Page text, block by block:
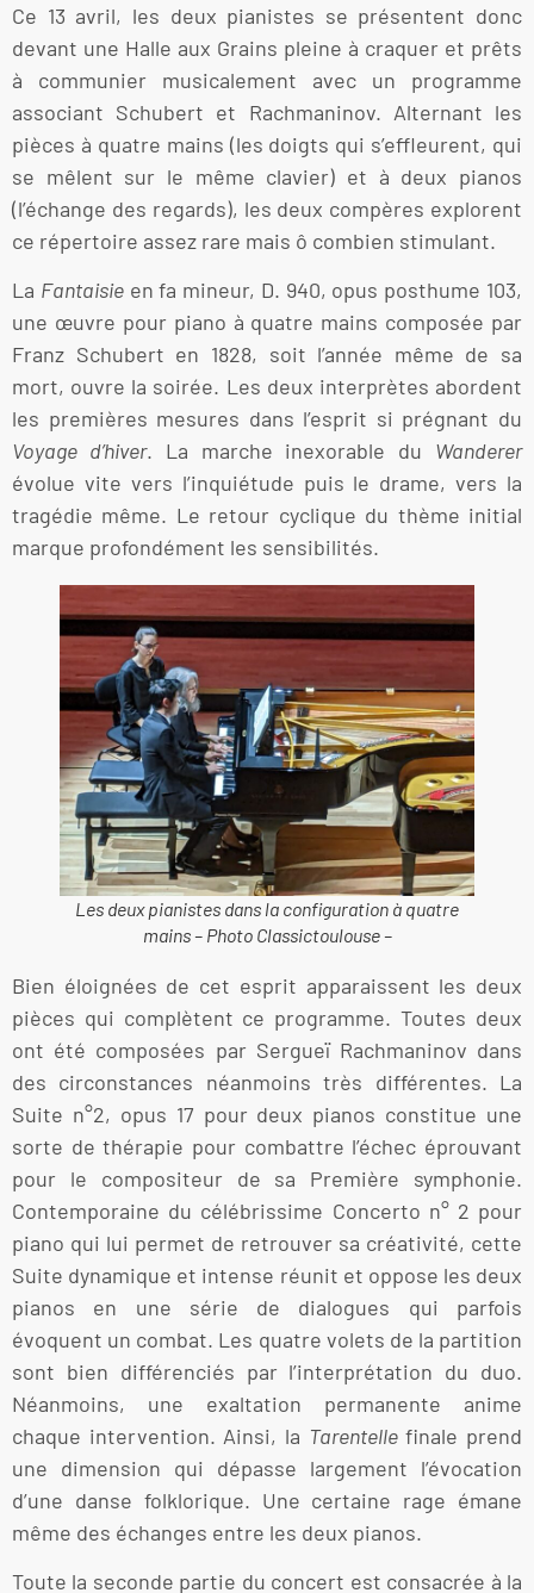
Ce 13 avril, les deux pianistes se présentent donc
devant une Halle aux Grains pleine à craquer et prêts
à communier musicalement avec un programme
associant Schubert et Rachmaninov. Alternant les
pièces à quatre mains (les doigts qui s’effleurent, qui
se mêlent sur le même clavier) et à deux pianos
(l’échange des regards), les deux compères explorent
ce répertoire assez rare mais ô combien stimulant.
La Fantaisieen fa mineur, D. 940, opus posthume 103,
une œuvre pour piano à quatre mains composée par
Franz Schubert en 1828, soit l’année même de sa
mort, ouvre la soirée. Les deux interprètes abordent
les premières mesures dans l’esprit si prégnant du
Voyage d’hiver. La marche inexorable du Wanderer
évolue vite vers l’inquiétude puis le drame, vers la
tragédie même. Le retour cyclique du thème initial
marque profondément les sensibilités.
Les deux pianistes dans la configuration à quatre
mains – Photo Classictoulouse –
Bien éloignées de cet esprit apparaissent les deux
pièces qui complètent ce programme. Toutes deux
ont été composées par Sergueï Rachmaninov dans
des circonstances néanmoins très différentes. La
Suite n°2, opus 17 pour deux pianos constitue une
sorte de thérapie pour combattre l’échec éprouvant
pour le compositeur de sa Première symphonie.
Contemporaine du célébrissime Concerto n° 2 pour
piano qui lui permet de retrouver sa créativité, cette
Suite dynamique et intense réunit et oppose les deux
pianos en une série de dialogues qui parfois
évoquent un combat. Les quatre volets de la partition
sont bien différenciés par l’interprétation du duo.
Néanmoins, une exaltation permanente anime
chaque intervention. Ainsi, la Tarentellefinale prend
une dimension qui dépasse largement l’évocation
d’une danse folklorique. Une certaine rage émane
même des échanges entre les deux pianos.
Toute la seconde partie du concert est consacrée à la